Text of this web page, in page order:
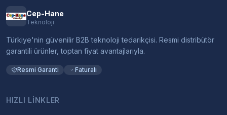
Cep-Hane
Teknoloji
Türkiye'nin güvenilir B2B teknoloji tedarikçisi. Resmi distribütör
garantili ürünler, toptan fiyat avantajlarıyla.
Resmi Garanti Faturalı
HIZLI LINKLER